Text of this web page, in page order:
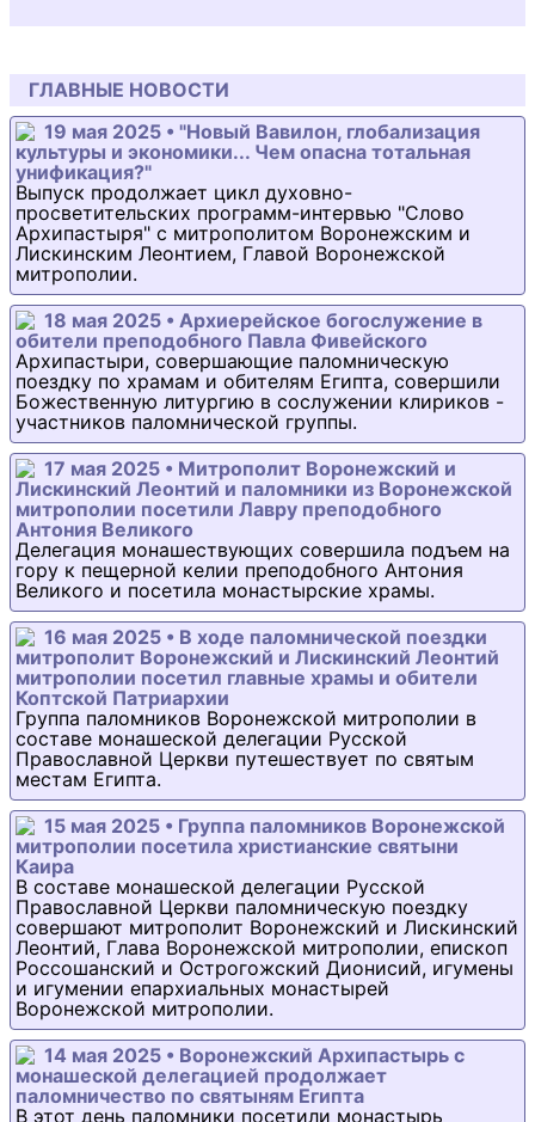
ГЛАВНЫЕ НОВОСТИ
19 мая 2025 • "Новый Вавилон, глобализация
культуры и экономики... Чем опасна тотальная
унификация?"
Выпуск продолжает цикл духовно-
просветительских программ-интервью "Слово
Архипастыря" с митрополитом Воронежским и
Лискинским Леонтием, Главой Воронежской
митрополии.
18 мая 2025 • Архиерейское богослужение в
обители преподобного Павла Фивейского
Архипастыри, совершающие паломническую
поездку по храмам и обителям Египта, совершили
Божественную литургию в сослужении клириков -
участников паломнической группы.
17 мая 2025 • Митрополит Воронежский и
Лискинский Леонтий и паломники из Воронежской
митрополии посетили Лавру преподобного
Антония Великого
Делегация монашествующих совершила подъем на
гору к пещерной келии преподобного Антония
Великого и посетила монастырские храмы.
16 мая 2025 • В ходе паломнической поездки
митрополит Воронежский и Лискинский Леонтий
митрополии посетил главные храмы и обители
Коптской Патриархии
Группа паломников Воронежской митрополии в
составе монашеской делегации Русской
Православной Церкви путешествует по святым
местам Египта.
15 мая 2025 • Группа паломников Воронежской
митрополии посетила христианские святыни
Каира
В составе монашеской делегации Русской
Православной Церкви паломническую поездку
совершают митрополит Воронежский и Лискинский
Леонтий, Глава Воронежской митрополии, епископ
Россошанский и Острогожский Дионисий, игумены
и игумении епархиальных монастырей
Воронежской митрополии.
14 мая 2025 • Воронежский Архипастырь с
монашеской делегацией продолжает
паломничество по святыням Египта
В этот день паломники посетили монастырь